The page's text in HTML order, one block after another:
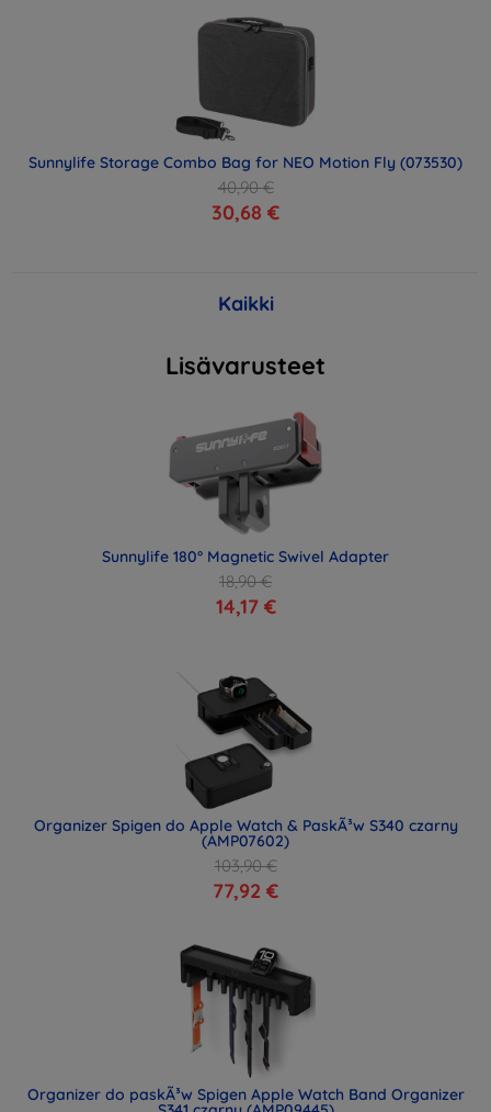
Sunnylife Storage Combo Bag for NEO Motion Fly (073530)
40,90 €
30,68 €
Kaikki
Lisävarusteet
Sunnylife 180° Magnetic Swivel Adapter
18,90 €
14,17 €
Organizer Spigen do Apple Watch & PaskÃ³w S340 czarny
(AMP07602)
103,90 €
77,92 €
Organizer do paskÃ³w Spigen Apple Watch Band Organizer